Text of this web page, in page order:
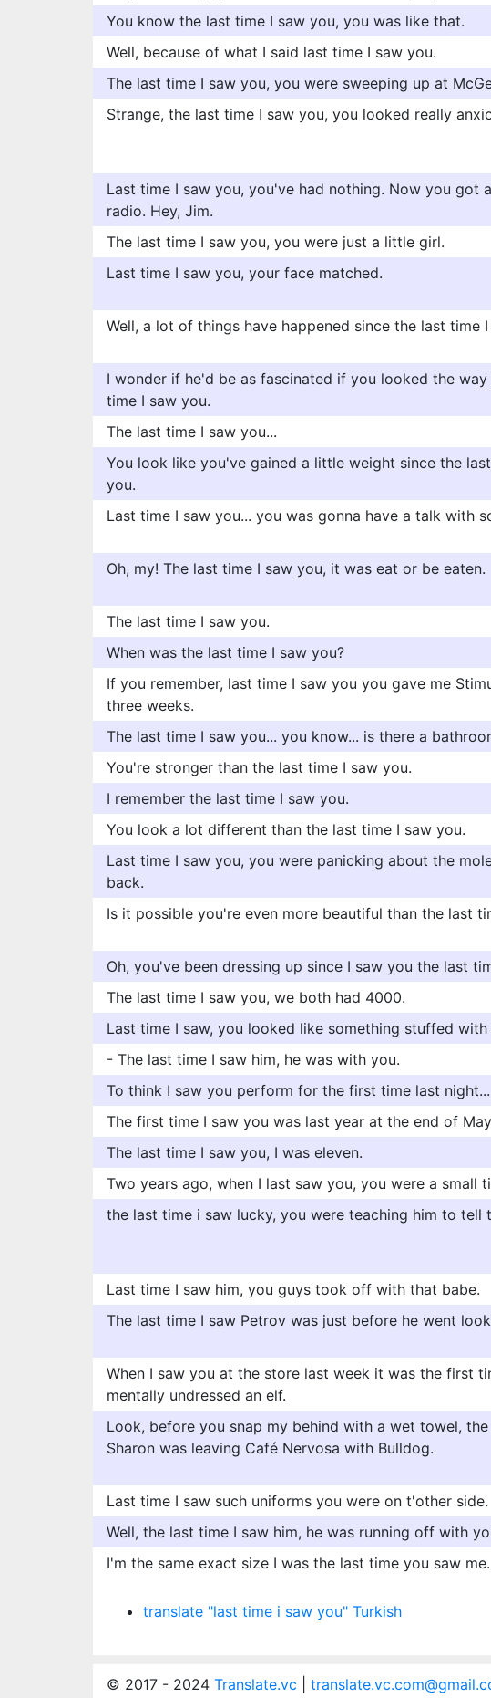
You know the last time I saw you, you was like that.
Well, because of what I said last time I saw you.
The last time I saw you, you were sweeping up at
Strange, the last time I saw you, you looked really
Last time I saw you, you've had nothing. Now you got
radio. Hey, Jim.
The last time I saw you, you were just a little girl.
Last time I saw you, your face matched.
Well, a lot of things have happened since the last time
I wonder if he'd be as fascinated if you looked the
time I saw you.
The last time I saw you...
You look like you've gained a little weight since the
you.
Last time I saw you... you was gonna have a talk with
Oh, my! The last time I saw you, it was eat or be eaten.
The last time I saw you.
When was the last time I saw you?
If you remember, last time I saw you you gave me
three weeks.
The last time I saw you... you know... is there a
You're stronger than the last time I saw you.
I remember the last time I saw you.
You look a lot different than the last time I saw you.
Last time I saw you, you were panicking about the
back.
Is it possible you're even more beautiful than the last
Oh, you've been dressing up since I saw you the last
The last time I saw you, we both had 4000.
Last time I saw, you looked like something stuffed with
- The last time I saw him, he was with you.
To think I saw you perform for the first time last night...
The first time I saw you was last year at the end of
The last time I saw you, I was eleven.
Two years ago, when I last saw you, you were a small
the last time i saw lucky, you were teaching him to tell
Last time I saw him, you guys took off with that babe.
The last time I saw Petrov was just before he went
When I saw you at the store last week it was the first
mentally undressed an elf.
Look, before you snap my behind with a wet towel,
Sharon was leaving Café Nervosa with Bulldog.
Last time I saw such uniforms you were on t'other side.
Well, the last time I saw him, he was running off with
I'm the same exact size I was the last time you saw me.
translate "last time i saw you" Turkish
© 2017 - 2024 Translate.vc